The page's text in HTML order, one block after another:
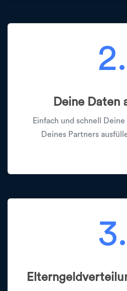
2.
Deine Daten
Einfach und schnell
Deines Partners
3.